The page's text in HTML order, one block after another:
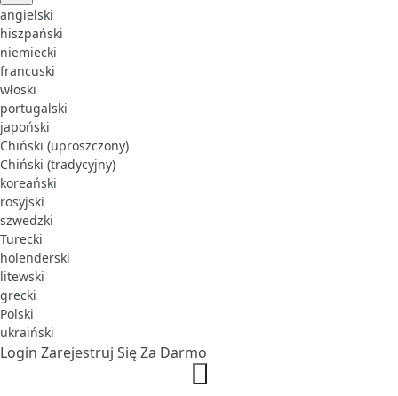
angielski
hiszpański
niemiecki
francuski
włoski
portugalski
japoński
Chiński (uproszczony)
Chiński (tradycyjny)
koreański
rosyjski
szwedzki
Turecki
holenderski
litewski
grecki
Polski
ukraiński
Login Zarejestruj Się Za Darmo